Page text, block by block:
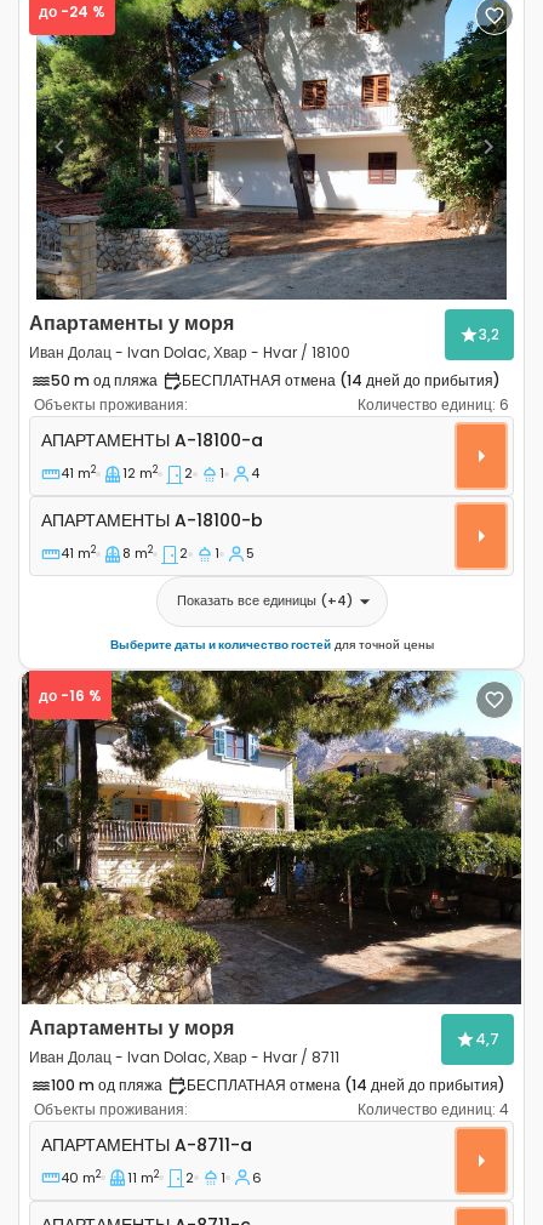
Previous Next
до -24 %
Апартаменты у моря
Иван Долац - Ivan Dolac, Хвар - Hvar / 18100
3,2
50 m од пляжа
БЕСПЛАТНАЯ отмена (14 дней до прибытия)
Объекты проживания:
Количество единиц: 6
Двухкомнатные апартаменты Иван Долац - Ivan
АПАРТАМЕНТЫ A-18100-a
41 m2 12 m2 2 1 4
Апартаменты A-18100-b
АПАРТАМЕНТЫ A-18100-b
41 m2 8 m2 2 1 5
Показать все единицы(+4)
Выберите даты и количество гостейдля точной цены
Previous Next
до -16 %
Апартаменты у моря
Иван Долац - Ivan Dolac, Хвар - Hvar / 8711
4,7
100 m од пляжа
БЕСПЛАТНАЯ отмена (14 дней до прибытия)
Объекты проживания:
Количество единиц: 4
Двухкомнатные апартаменты Иван Долац - Ivan
АПАРТАМЕНТЫ A-8711-a
40 m2 11 m2 2 1 6
Апартаменты A-8711-c